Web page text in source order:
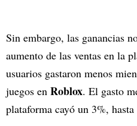
Sin embargo, las ganancias
aumento de las ventas en la
usuarios gastaron menos
juegos en Roblox. El gasto
plataforma cayó un 3%,